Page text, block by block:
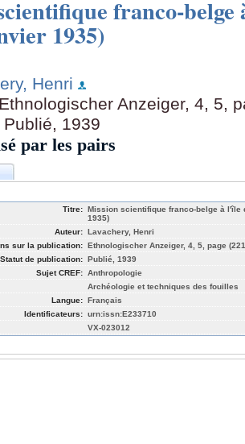
franco-
1935)
Henri
Ethnologischer Anzeiger, 4, 5,
Publié, 1939
par les pairs
Titre: Mission scientifique franco-belge à l'île
1935)
Auteur: Lavachery, Henri
sur la publication: Ethnologischer Anzeiger, 4, 5, page
Statut de publication: Publié, 1939
Sujet CREF: Anthropologie
Archéologie et techniques des fouilles
Langue: Français
Identificateurs: urn:issn:E233710
VX-023012